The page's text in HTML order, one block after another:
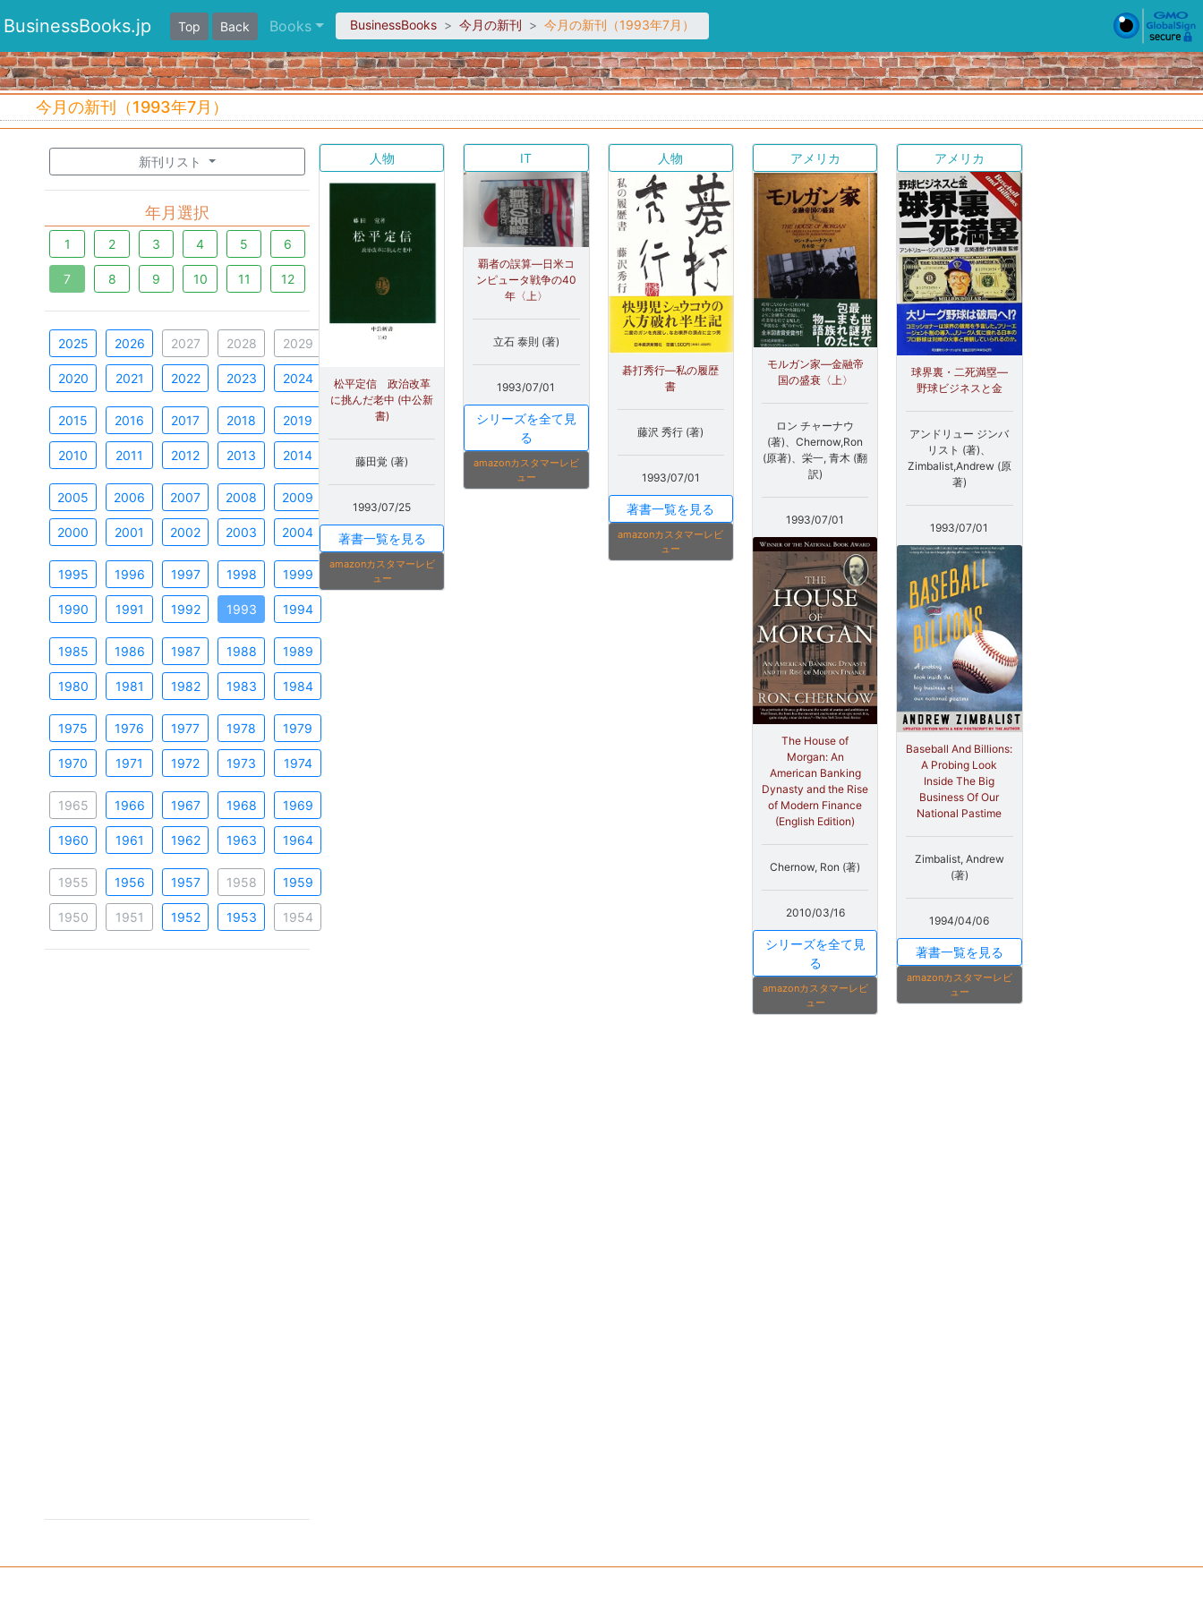
BusinessBooks.jp Top Back Books BusinessBooks 今月の新刊 今月の新刊（1993年7月）
今月の新刊（1993年7月）
新刊リスト
年月選択
1 2 3 4 5 6
7 8 9 10 11 12
2025 2026 2027 2028 2029
2020 2021 2022 2023 2024
2015 2016 2017 2018 2019
2010 2011 2012 2013 2014
2005 2006 2007 2008 2009
2000 2001 2002 2003 2004
1995 1996 1997 1998 1999
1990 1991 1992 1993 1994
1985 1986 1987 1988 1989
1980 1981 1982 1983 1984
1975 1976 1977 1978 1979
1970 1971 1972 1973 1974
1965 1966 1967 1968 1969
1960 1961 1962 1963 1964
1955 1956 1957 1958 1959
1950 1951 1952 1953 1954
人物
松平定信 政治改革
に挑んだ老中 (中公新
書)
藤田覚 (著)
1993/07/25
著書一覧を見る
amazonカスタマーレビ
ュー
IT
覇者の誤算―日米コ
ンピュータ戦争の40
年〈上〉
立石 泰則 (著)
1993/07/01
シリーズを全て見
る
amazonカスタマーレビ
ュー
人物
碁打秀行―私の履歴
書
藤沢 秀行 (著)
1993/07/01
著書一覧を見る
amazonカスタマーレビ
ュー
アメリカ
モルガン家―金融帝
国の盛衰〈上〉
ロン チャーナウ
(著)、Chernow,Ron
(原著)、栄一, 青木 (翻
訳)
1993/07/01
The House of
Morgan: An
American Banking
Dynasty and the Rise
of Modern Finance
(English Edition)
Chernow, Ron (著)
2010/03/16
シリーズを全て見
る
amazonカスタマーレビ
ュー
アメリカ
球界裏・二死満塁―
野球ビジネスと金
アンドリュー ジンバ
リスト (著)、
Zimbalist,Andrew (原
著)
1993/07/01
Baseball And Billions:
A Probing Look
Inside The Big
Business Of Our
National Pastime
Zimbalist, Andrew
(著)
1994/04/06
著書一覧を見る
amazonカスタマーレビ
ュー